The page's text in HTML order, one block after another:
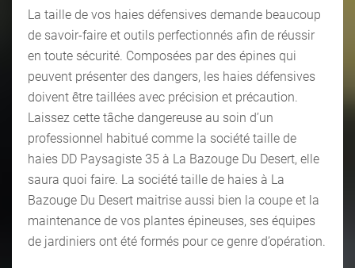
La taille de vos haies défensives demande beaucoup
de savoir-faire et outils perfectionnés afin de réussir
en toute sécurité. Composées par des épines qui
peuvent présenter des dangers, les haies défensives
doivent être taillées avec précision et précaution.
Laissez cette tâche dangereuse au soin d’un
professionnel habitué comme la société taille de
haies DD Paysagiste 35 à La Bazouge Du Desert, elle
saura quoi faire. La société taille de haies à La
Bazouge Du Desert maitrise aussi bien la coupe et la
maintenance de vos plantes épineuses, ses équipes
de jardiniers ont été formés pour ce genre d’opération.